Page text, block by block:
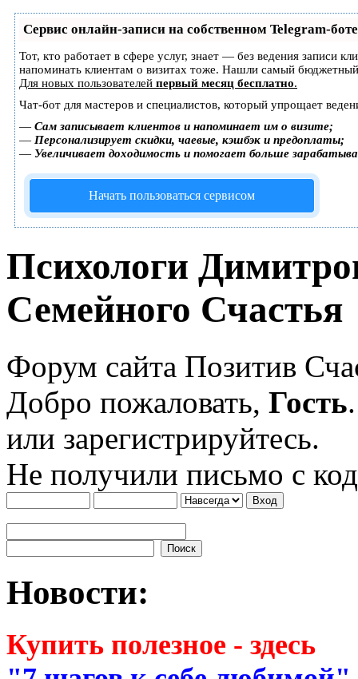
Сервис онлайн-записи на собственном Telegram-боте
Тот, кто работает в сфере услуг, знает — без ведения записи
напоминать клиентам о визитах тоже. Нашли самый
Для новых пользователей первый месяц бесплатно.
Чат-бот для мастеров и специалистов, который упрощает
— Сам записывает клиентов и напоминает им о визите;
— Персонализирует скидки, чаевые, кэшбэк и предоплаты;
— Увеличивает доходимость и помогает больше
Начать пользоваться сервисом
Психологи
Семейного Счастья
Форум сайта Позитив
Добро пожаловать, Гость
или зарегистрируйтесь.
Не получили письмо с
Новости:
Купить полезное - здесь